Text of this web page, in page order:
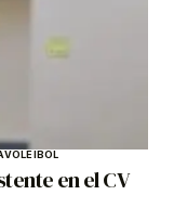
VOLEIBOL
en el CV